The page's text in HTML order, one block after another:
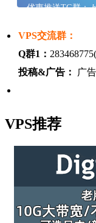
优惠推送TG群：
VPS交流群：
Q群1：
投稿&广告：
广
VPS推荐